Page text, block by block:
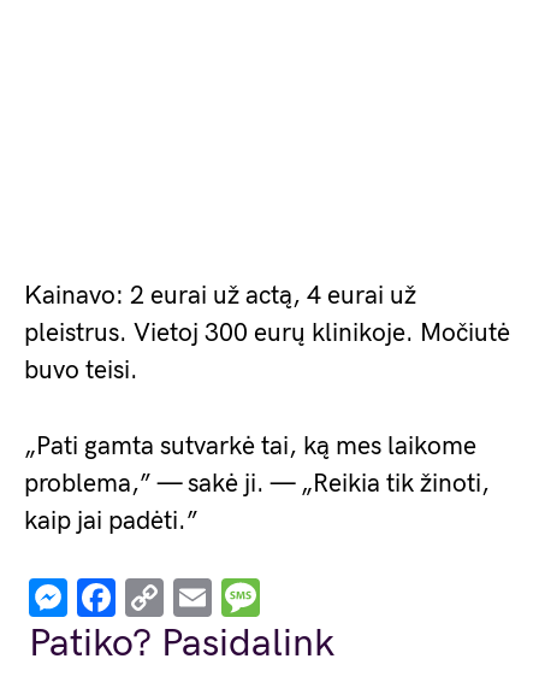
Kainavo: 2 eurai už actą, 4 eurai už
pleistrus. Vietoj 300 eurų klinikoje. Močiutė
buvo teisi.
„Pati gamta sutvarkė tai, ką mes laikome
problema,” — sakė ji. — „Reikia tik žinoti,
kaip jai padėti.”
Messenger
Facebook
Copy
Link
Email
Patiko? Pasidalink